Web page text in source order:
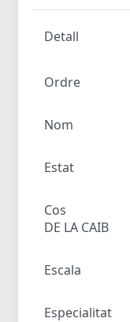
Detall
Ordre
Nom
Estat
Cos
DE LA CAIB
Escala
Especialitat